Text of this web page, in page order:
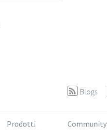
Blogs
Prodotti
Community